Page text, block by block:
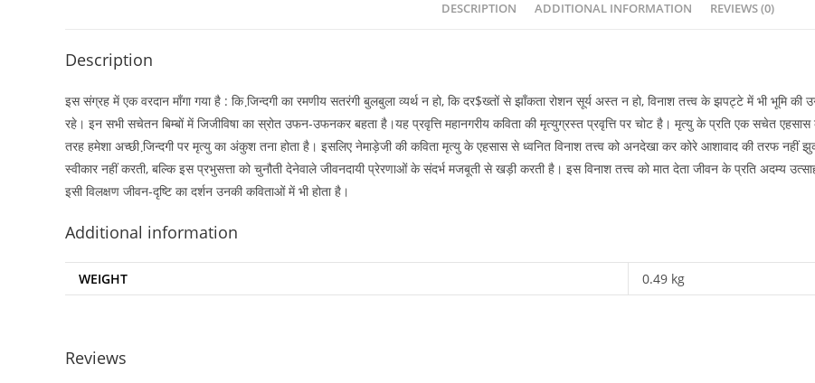
DESCRIPTION ADDITIONAL INFORMATION REVIEWS (0)
Description
इस संग्रह में एक वरदान माँगा गया है : कि जि़न्दगी का रमणीय सतरंगी बुलबुला व्यर्थ न हो, कि दर$ख्तों से झाँकता रोशन सूर्य अस्त न हो, विनाश तत्त्व के झपट्टे में भी भूमि
रहे। इन सभी सचेतन बिम्बों में जिजीविषा का स्रोत उफन-उफनकर बहता है।यह प्रवृत्ति महानगरीय कविता की मृत्युग्रस्त प्रवृत्ति पर चोट है। मृत्यु के प्रति एक सचेत
तरह हमेशा अच्छी जि़न्दगी पर मृत्यु का अंकुश तना होता है। इसलिए नेमाड़ेजी की कविता मृत्यु के एहसास से ध्वनित विनाश तत्त्व को अनदेखा कर कोरे आशावाद की तरफ नहीं
स्वीकार नहीं करती, बल्कि इस प्रभुसत्ता को चुनौती देनेवाले जीवनदायी प्रेरणाओं के संदर्भ मजबूती से खड़ी करती है। इस विनाश तत्त्व को मात देता जीवन के प्रति अदम्य
इसी विलक्षण जीवन-दृष्टि का दर्शन उनकी कविताओं में भी होता है।
Additional information
WEIGHT 0.49 kg
Reviews